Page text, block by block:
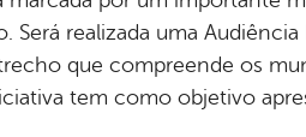
Será realizada uma
que compreende os
tem como objetivo